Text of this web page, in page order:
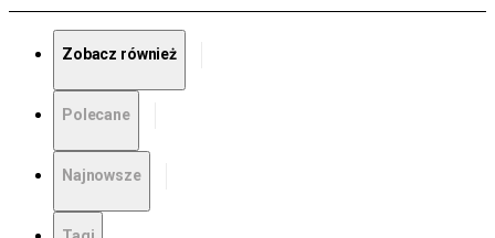
Zobacz również
Polecane
Najnowsze